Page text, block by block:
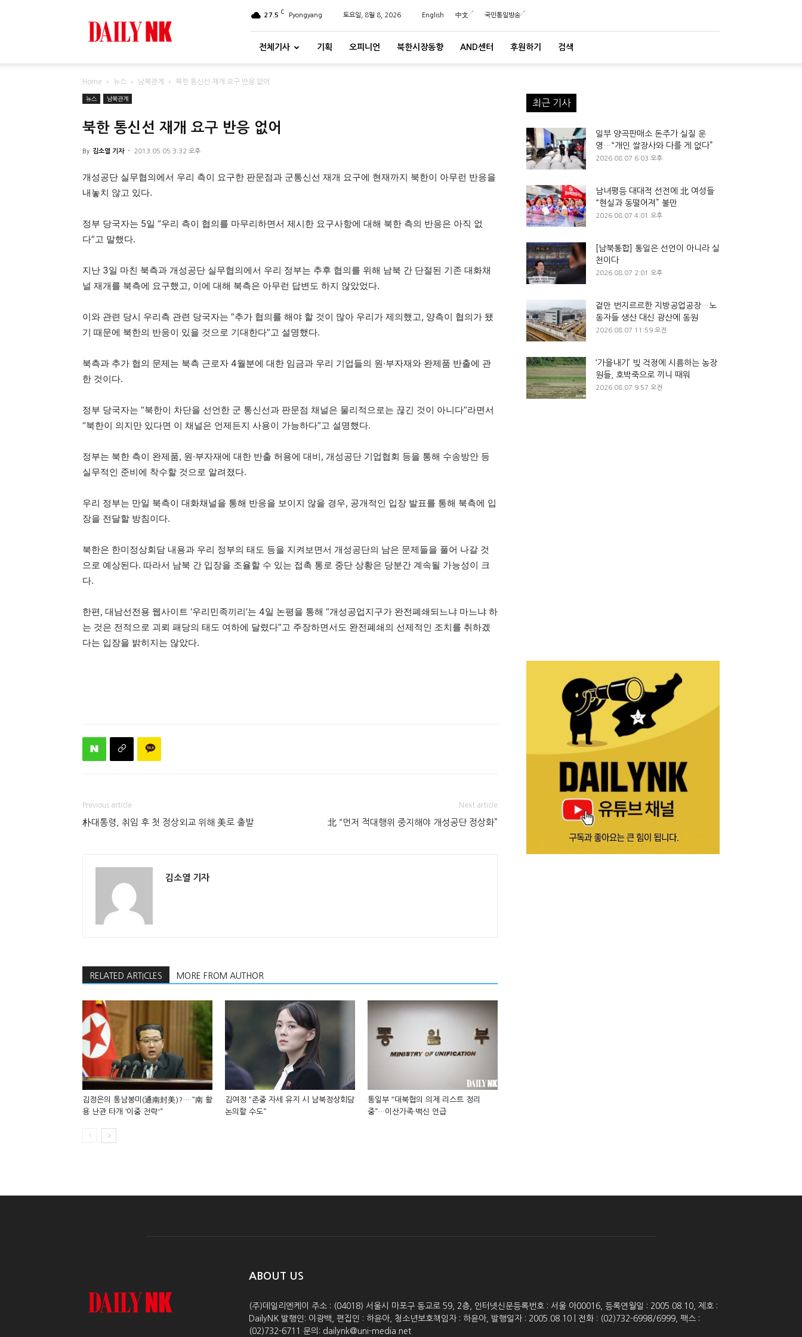
27.5 C Pyongyang 토요일, 8월 8, 2026 English 中文 국민통일방송
전체기사 기획 오피니언 북한시장동향 AND센터 후원하기 검색
Home 뉴스 남북관계 북한 통신선 재개 요구 반응 없어
뉴스 남북관계
북한 통신선 재개 요구 반응 없어
By 김소열 기자 - 2013.05.05 3:32 오후
개성공단 실무협의에서 우리 측이 요구한 판문점과 군통신선 재개 요구에 현재까지 북한이 아무런 반응을
내놓치 않고 있다.
정부 당국자는 5일 “우리 측이 협의를 마무리하면서 제시한 요구사항에 대해 북한 측의 반응은 아직 없
다”고 말했다.
지난 3일 마친 북측과 개성공단 실무협의에서 우리 정부는 추후 협의를 위해 남북 간 단절된 기존 대화채
널 재개를 북측에 요구했고, 이에 대해 북측은 아무런 답변도 하지 않았었다.
이와 관련 당시 우리측 관련 당국자는 “추가 협의를 해야 할 것이 많아 우리가 제의했고, 양측이 협의가 됐
기 때문에 북한의 반응이 있을 것으로 기대한다”고 설명했다.
북측과 추가 협의 문제는 북측 근로자 4월분에 대한 임금과 우리 기업들의 원·부자재와 완제품 반출에 관
한 것이다.
정부 당국자는 “북한이 차단을 선언한 군 통신선과 판문점 채널은 물리적으로는 끊긴 것이 아니다”라면서
“북한이 의지만 있다면 이 채널은 언제든지 사용이 가능하다”고 설명했다.
정부는 북한 측이 완제품, 원·부자재에 대한 반출 허용에 대비, 개성공단 기업협회 등을 통해 수송방안 등
실무적인 준비에 착수할 것으로 알려졌다.
우리 정부는 만일 북측이 대화채널을 통해 반응을 보이지 않을 경우, 공개적인 입장 발표를 통해 북측에 입
장을 전달할 방침이다.
북한은 한미정상회담 내용과 우리 정부의 태도 등을 지켜보면서 개성공단의 남은 문제들을 풀어 나갈 것
으로 예상된다. 따라서 남북 간 입장을 조율할 수 있는 접촉 통로 중단 상황은 당분간 계속될 가능성이 크
다.
한편, 대남선전용 웹사이트 ‘우리민족끼리’는 4일 논평을 통해 “개성공업지구가 완전폐쇄되느냐 마느냐 하
는 것은 전적으로 괴뢰 패당의 태도 여하에 달렸다”고 주장하면서도 완전폐쇄의 선제적인 조치를 취하겠
다는 입장을 밝히지는 않았다.
Previous article
朴대통령, 취임 후 첫 정상외교 위해 美로 출발
Next article
北 “먼저 적대행위 중지해야 개성공단 정상화”
김소열 기자
RELATED ARTICLES MORE FROM AUTHOR
김정은의 통남봉미(通南封美)?… “南 활
용 난관 타개 ‘이중 전략'”
김여정 “존중 자세 유지 시 남북정상회담
논의할 수도”
통일부 “대북협의 의제 리스트 정리
중”…이산가족·백신 언급
최근 기사
일부 양곡판매소 돈주가 실질 운
영…“개인 쌀장사와 다를 게 없다”
2026.08.07 6:03 오후
남녀평등 대대적 선전에 北 여성들
“현실과 동떨어져” 불만
2026.08.07 4:01 오후
[남북통합] 통일은 선언이 아니라 실
천이다
2026.08.07 2:01 오후
겉만 번지르르한 지방공업공장…노
동자들 생산 대신 광산에 동원
2026.08.07 11:59 오전
‘가을내기’ 빚 걱정에 시름하는 농장
원들, 호박죽으로 끼니 때워
2026.08.07 9:57 오전
ABOUT US
(주)데일리엔케이 주소 : (04018) 서울시 마포구 동교로 59, 2층, 인터넷신문등록번호 : 서울 아00016, 등록연월일 : 2005.08.10, 제호 :
DailyNK 발행인: 이광백, 편집인 : 하윤아, 청소년보호책임자 : 하윤아, 발행일자 : 2005.08.10 | 전화 : (02)732-6998/6999, 팩스 :
(02)732-6711 문의: dailynk@uni-media.net